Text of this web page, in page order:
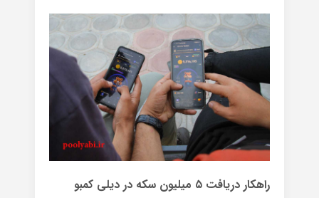
راهکار دریافت ۵ میلیون سکه در دیلی کمبو